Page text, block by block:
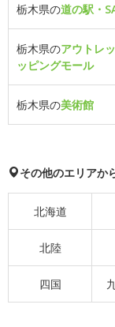
栃木県の道の駅・
栃木県のアウトレ
ッピングモール
栃木県の美術館
その他のエリアか
北海道
北陸
四国